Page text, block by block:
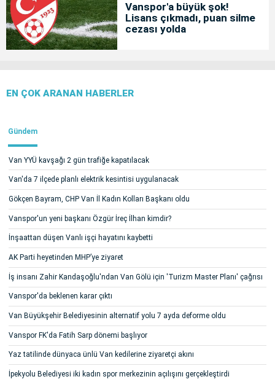
Vanspor'a büyük şok!
Lisans çıkmadı, puan silme
cezası yolda
EN ÇOK ARANAN HABERLER
Gündem
Van YYÜ kavşağı 2 gün trafiğe kapatılacak
Van'da 7 ilçede planlı elektrik kesintisi uygulanacak
Gökçen Bayram, CHP Van İl Kadın Kolları Başkanı oldu
Vanspor'un yeni başkanı Özgür İreç İlhan kimdir?
İnşaattan düşen Vanlı işçi hayatını kaybetti
AK Parti heyetinden MHP’ye ziyaret
İş insanı Zahir Kandaşoğlu'ndan Van Gölü için 'Turizm Master Planı' çağrısı
Vanspor'da beklenen karar çıktı
Van Büyükşehir Belediyesinin alternatif yolu 7 ayda deforme oldu
Vanspor FK'da Fatih Sarp dönemi başlıyor
Yaz tatilinde dünyaca ünlü Van kedilerine ziyaretçi akını
İpekyolu Belediyesi iki kadın spor merkezinin açılışını gerçekleştirdi